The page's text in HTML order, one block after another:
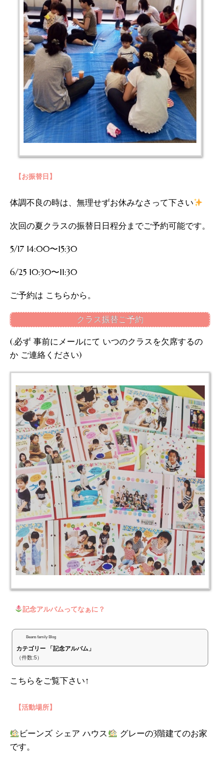
【お振替日】
体調不良の時は、無理せずお休みなさって下さい
次回の夏クラスの振替日日程分までご予約可能です。
5/17 14:00〜15:30
6/25 10:30〜11:30
ご予約は こちらから。
クラス振替ご予約
(.必ず 事前にメールにて いつのクラスを欠席するの
か ご連絡ください)
記念アルバムってなぁに？
Beans family Blog
カテゴリー 「記念アルバム」
（件数:5）
こちらをご覧下さい↑
【活動場所】
ビーンズ シェア ハウス
グレーの3階建てのお家
です。